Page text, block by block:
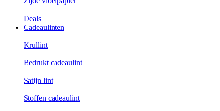
Deals
Cadeaulinten
Krullint
Bedrukt cadeaulint
Satijn lint
Stoffen cadeaulint